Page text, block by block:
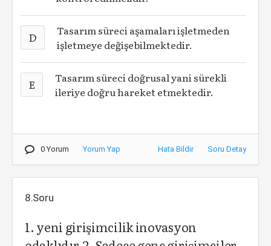
D
Tasarım süreci aşamaları işletmeden
işletmeye değişebilmektedir.
E
Tasarım süreci doğrusal yani sürekli
ileriye doğru hareket etmektedir.
0 Yorum Yorum Yap Hata Bildir Soru Detay
8.Soru
1. yeni girişimcilik inovasyon